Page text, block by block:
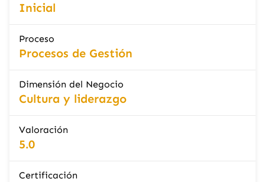
Inicial
Proceso
Procesos de Gestión
Dimensión del Negocio
Cultura y liderazgo
Valoración
5.0
Certificación